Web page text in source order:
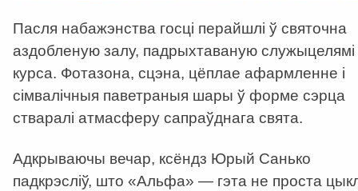
Пасля набажэнства госці перайшлі ў святочна
аздобленую залу, падрыхтаваную служыцелямі
курса. Фотазона, сцэна, цёплае афармленне і
сімвалічныя паветраныя шары ў форме сэрца
стваралі атмасферу сапраўднага свята.
Адкрываючы вечар, ксёндз Юрый Санько
падкрэсліў, што «Альфа» — гэта не проста